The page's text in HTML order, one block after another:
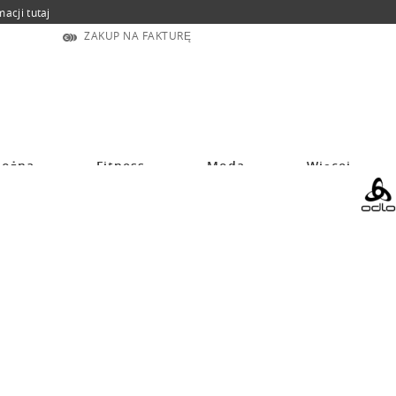
tutaj
ZAKUP NA FAKTURĘ
Fitness Moda Więcej